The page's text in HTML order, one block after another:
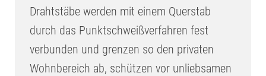
Drahtstäbe werden mit einem Querstab
durch das Punktschweißverfahren fest
verbunden und grenzen so den privaten
Wohnbereich ab, schützen vor unliebsamen